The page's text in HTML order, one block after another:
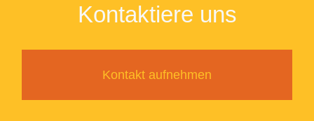
Kontaktiere uns
Kontakt aufnehmen